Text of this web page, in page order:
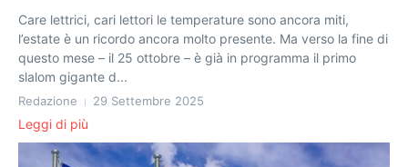
Care lettrici, cari lettori le temperature sono ancora miti,
l’estate è un ricordo ancora molto presente. Ma verso la fine di
questo mese – il 25 ottobre – è già in programma il primo
slalom gigante d...
Redazione 29 Settembre 2025
Leggi di più